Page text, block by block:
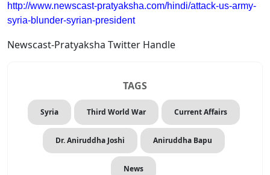
http://www.newscast-pratyaksha.com/hindi/attack-us-army-
syria-blunder-syrian-president
Newscast-Pratyaksha Twitter Handle
TAGS
Syria Third World War Current Affairs
Dr. Aniruddha Joshi Aniruddha Bapu
News